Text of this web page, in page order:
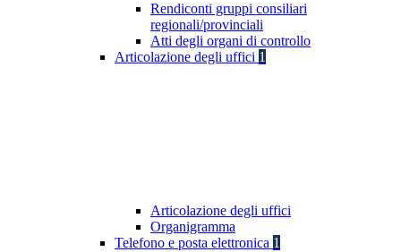
Rendiconti gruppi consiliari
regionali/provinciali
Atti degli organi di controllo
Articolazione degli uffici 1
Articolazione degli uffici
Organigramma
Telefono e posta elettronica 1